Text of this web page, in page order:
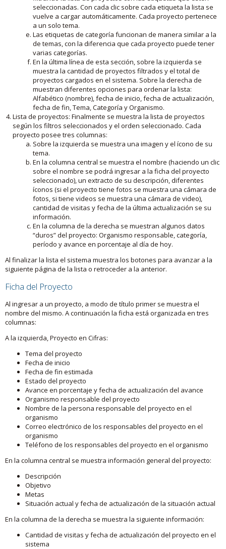
seleccionadas. Con cada clic sobre cada etiqueta la lista se
vuelve a cargar automáticamente. Cada proyecto pertenece
a un solo tema.
Las etiquetas de categoría funcionan de manera similar a la
de temas, con la diferencia que cada proyecto puede tener
varias categorías.
En la última línea de esta sección, sobre la izquierda se
muestra la cantidad de proyectos filtrados y el total de
proyectos cargados en el sistema. Sobre la derecha de
muestran diferentes opciones para ordenar la lista:
Alfabético (nombre), fecha de inicio, fecha de actualización,
fecha de fin, Tema, Categoría y Organismo.
Lista de proyectos: Finalmente se muestra la lista de proyectos
según los filtros seleccionados y el orden seleccionado. Cada
proyecto posee tres columnas:
Sobre la izquierda se muestra una imagen y el ícono de su
tema.
En la columna central se muestra el nombre (haciendo un clic
sobre el nombre se podrá ingresar a la ficha del proyecto
seleccionado), un extracto de su descripción, diferentes
íconos (si el proyecto tiene fotos se muestra una cámara de
fotos, si tiene videos se muestra una cámara de video),
cantidad de visitas y fecha de la última actualización se su
información.
En la columna de la derecha se muestran algunos datos
“duros” del proyecto: Organismo responsable, categoría,
período y avance en porcentaje al día de hoy.
Al finalizar la lista el sistema muestra los botones para avanzar a la
siguiente página de la lista o retroceder a la anterior.
Ficha del Proyecto
Al ingresar a un proyecto, a modo de título primer se muestra el
nombre del mismo. A continuación la ficha está organizada en tres
columnas:
A la izquierda, Proyecto en Cifras:
Tema del proyecto
Fecha de inicio
Fecha de fin estimada
Estado del proyecto
Avance en porcentaje y fecha de actualización del avance
Organismo responsable del proyecto
Nombre de la persona responsable del proyecto en el
organismo
Correo electrónico de los responsables del proyecto en el
organismo
Teléfono de los responsables del proyecto en el organismo
En la columna central se muestra información general del proyecto:
Descripción
Objetivo
Metas
Situación actual y fecha de actualización de la situación actual
En la columna de la derecha se muestra la siguiente información:
Cantidad de visitas y fecha de actualización del proyecto en el
sistema